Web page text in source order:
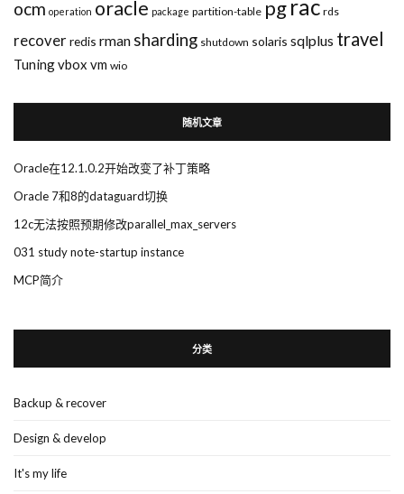
ocm operation oracle package partition-table pgrac rds
recover redis rman sharding shutdown solaris sqlplus travel
Tuningvbox vm wio
随机文章
Oracle在12.1.0.2开始改变了补丁策略
Oracle 7和8的dataguard切换
12c无法按照预期修改parallel_max_servers
031 study note-startup instance
MCP简介
分类
Backup & recover
Design & develop
It's my life